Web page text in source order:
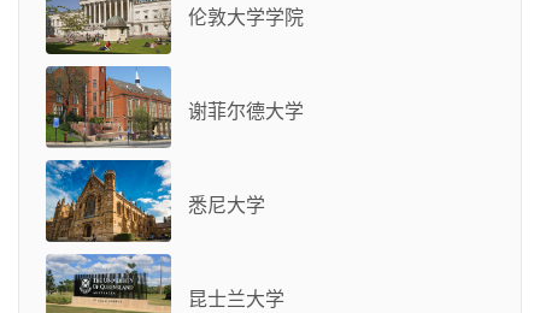
伦敦大学学院
谢菲尔德大学
悉尼大学
昆士兰大学